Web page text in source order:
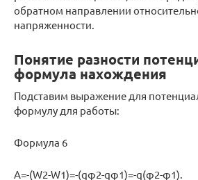
обратном направлении
напряженности.
Понятие разности
формула нахождения
Подставим выражение для
формулу для работы:
Формула 6
A=-(W2-W1)=-(qφ2-qφ1)=-q(φ2-φ1).